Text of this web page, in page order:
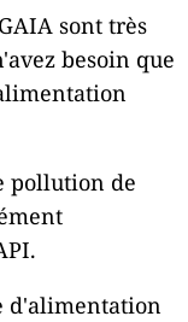
sont très
besoin que
pollution de
d'alimentation